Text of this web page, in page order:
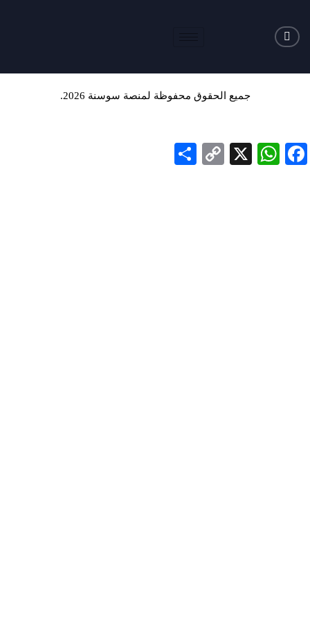
جميع الحقوق محفوظة لمنصة سوسنة 2026.
Facebook
WhatsApp
X
Copy